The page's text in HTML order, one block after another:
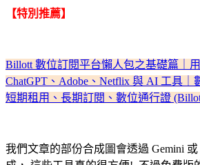
【特別推薦】
Billott 數位訂閱平台懶人包之基礎篇｜
ChatGPT、Adobe、Netflix 與 AI 工具｜
短期租用、長期訂閱、數位通行證
我們文章的部份合成圖會透過 Gemini 或